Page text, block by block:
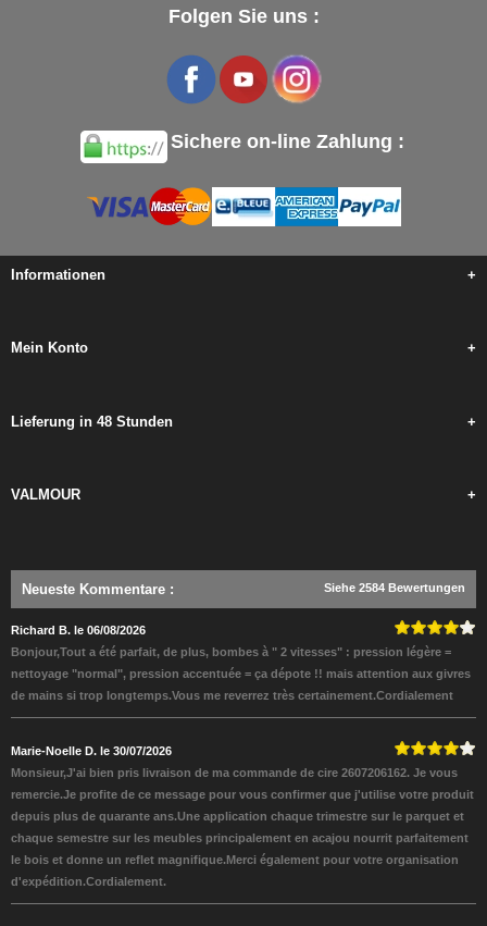
Folgen Sie uns :
Sichere on-line Zahlung :
Informationen +
Mein Konto +
Lieferung in 48 Stunden +
VALMOUR +
Neueste Kommentare : Siehe 2584 Bewertungen
Richard B. le 06/08/2026
Bonjour,Tout a été parfait, de plus, bombes à " 2 vitesses" : pression légère =
nettoyage "normal", pression accentuée = ça dépote !! mais attention aux givres
de mains si trop longtemps.Vous me reverrez très certainement.Cordialement
Marie-Noelle D. le 30/07/2026
Monsieur,J'ai bien pris livraison de ma commande de cire 2607206162. Je vous
remercie.Je profite de ce message pour vous confirmer que j'utilise votre produit
depuis plus de quarante ans.Une application chaque trimestre sur le parquet et
chaque semestre sur les meubles principalement en acajou nourrit parfaitement
le bois et donne un reflet magnifique.Merci également pour votre organisation
d'expédition.Cordialement.